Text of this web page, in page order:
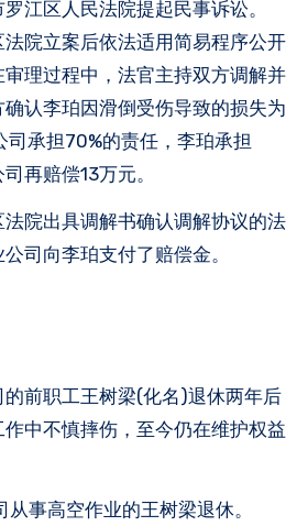
江区人民法院提起民事诉讼。
院立案后依法适用简易程序公开
理过程中，法官主持双方调解并
认李珀因滑倒受伤导致的损失为
司承担70%的责任，李珀承担
再赔偿13万元。
院出具调解书确认调解协议的法
司向李珀支付了赔偿金。
前职工王树梁(化名)退休两年后
中不慎摔伤，至今仍在维护权益
事高空作业的王树梁退休。